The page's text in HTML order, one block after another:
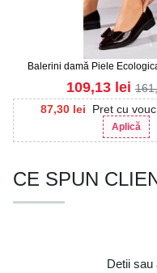
Balerini damă Piele
Audrey2
87,30 lei Pret cu
Aplică
109,13 lei
CE SPUN
Detii sau